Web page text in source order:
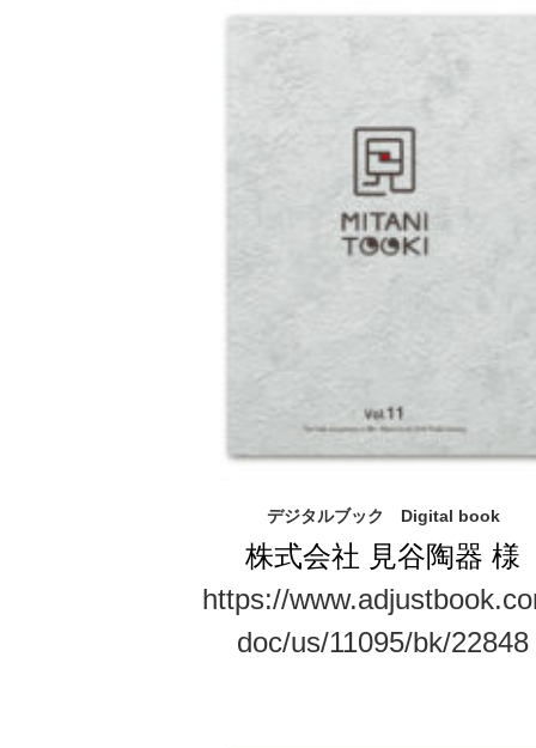
デジタルブック Digital book
株式会社 見谷陶器 様
https://
doc/us/11095/bk/22848